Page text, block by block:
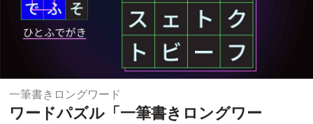
一筆書きロングワード
ワードパズル「一筆書きロングワー